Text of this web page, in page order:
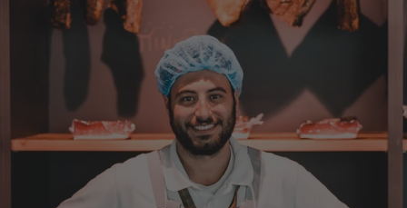
Lecker Probierpaket, schnelle Lieferung. Top
8.8.2026
Alle Bewertungen Lesen